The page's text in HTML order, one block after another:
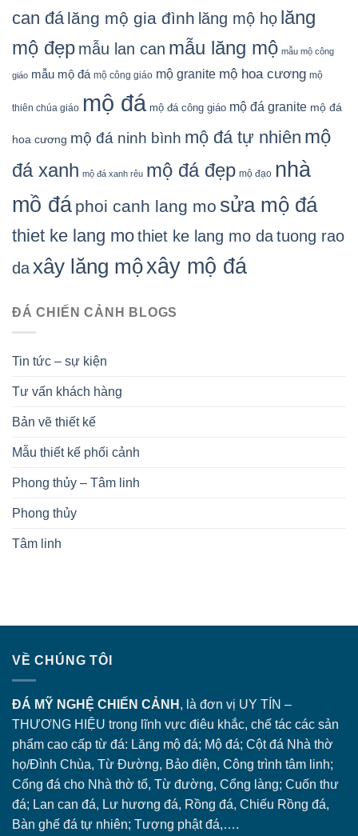
can đá lăng mộ gia đình lăng mộ họ lăng
mộ đẹp mẫu lan can mẫu lăng mộ mẫu mộ công
giáo mẫu mộ đá mộ công giáo mộ granite mộ hoa cương mộ
thiên chúa giáo mộ đá mộ đá công giáo mộ đá granite mộ đá
hoa cương mộ đá ninh bình mộ đá tự nhiên mộ
đá xanh mộ đá xanh rêu mộ đá đẹp mộ đạo nhà
mồ đá phoi canh lang mo sửa mộ đá
thiet ke lang mothiet ke lang mo datuong rao
daxây lăng mộxây mộ đá
ĐÁ CHIẾN CẢNH BLOGS
Tin tức – sự kiện
Tư vấn khách hàng
Bản vẽ thiết kế
Mẫu thiết kế phối cảnh
Phong thủy – Tâm linh
Phong thủy
Tâm linh
VỀ CHÚNG TÔI
ĐÁ MỸ NGHỆ CHIẾN CẢNH , là đơn vị UY TÍN –
THƯƠNG HIỆU trong lĩnh vực điêu khắc, chế tác các sản
phẩm cao cấp từ đá: Lăng mộ đá; Mộ đá; Cột đá Nhà thờ
họ/Đình Chùa, Từ Đường, Bảo điện, Công trình tâm linh;
Cổng đá cho Nhà thờ tổ, Từ đường, Cổng làng; Cuốn thư
đá; Lan can đá, Lư hương đá, Rồng đá, Chiếu Rồng đá,
Bàn ghế đá tự nhiên; Tượng phật đá,….